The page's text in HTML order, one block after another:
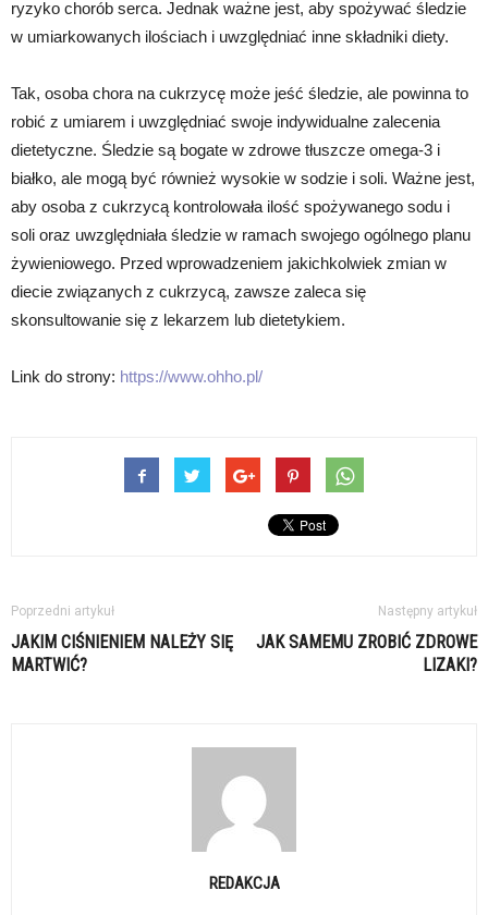
ryzyko chorób serca. Jednak ważne jest, aby spożywać śledzie
w umiarkowanych ilościach i uwzględniać inne składniki diety.
Tak, osoba chora na cukrzycę może jeść śledzie, ale powinna to
robić z umiarem i uwzględniać swoje indywidualne zalecenia
dietetyczne. Śledzie są bogate w zdrowe tłuszcze omega-3 i
białko, ale mogą być również wysokie w sodzie i soli. Ważne jest,
aby osoba z cukrzycą kontrolowała ilość spożywanego sodu i
soli oraz uwzględniała śledzie w ramach swojego ogólnego planu
żywieniowego. Przed wprowadzeniem jakichkolwiek zmian w
diecie związanych z cukrzycą, zawsze zaleca się
skonsultowanie się z lekarzem lub dietetykiem.
Link do strony: https://www.ohho.pl/
Poprzedni artykuł
JAKIM CIŚNIENIEM NALEŻY SIĘ
MARTWIĆ?
Następny artykuł
JAK SAMEMU ZROBIĆ ZDROWE
LIZAKI?
REDAKCJA